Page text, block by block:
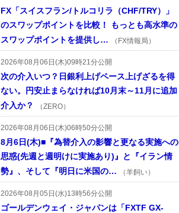
FX「スイスフラン/トルコリラ（CHF/TRY）」
のスワップポイントを比較！ もっとも高水準の
スワップポイントを提供し…
（FX情報局）
2026年08月06日(木)09時21分公開
次の介入いつ？日銀利上げペース上げざるを得
ない。円安止まらなければ10月末～11月に追加
介入か？
（ZERO）
2026年08月06日(木)06時50分公開
8月6日(木)■『為替介入の影響と更なる実施への
思惑(先週と週明けに実施あり)』と『イラン情
勢』、そして『明日に米国の…
（羊飼い）
2026年08月05日(水)13時56分公開
ゴールデンウェイ・ジャパンは「FXTF GX-